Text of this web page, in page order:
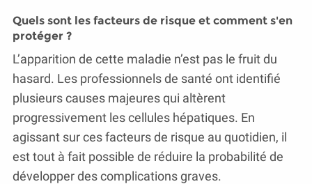
Quels sont les facteurs de risque et comment s'en
protéger ?
L’apparition de cette maladie n’est pas le fruit du
hasard. Les professionnels de santé ont identifié
plusieurs causes majeures qui altèrent
progressivement les cellules hépatiques. En
agissant sur ces facteurs de risque au quotidien, il
est tout à fait possible de réduire la probabilité de
développer des complications graves.